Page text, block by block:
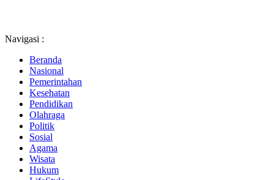
Navigasi :
Beranda
Nasional
Pemerintahan
Kesehatan
Pendidikan
Olahraga
Politik
Sosial
Agama
Wisata
Hukum